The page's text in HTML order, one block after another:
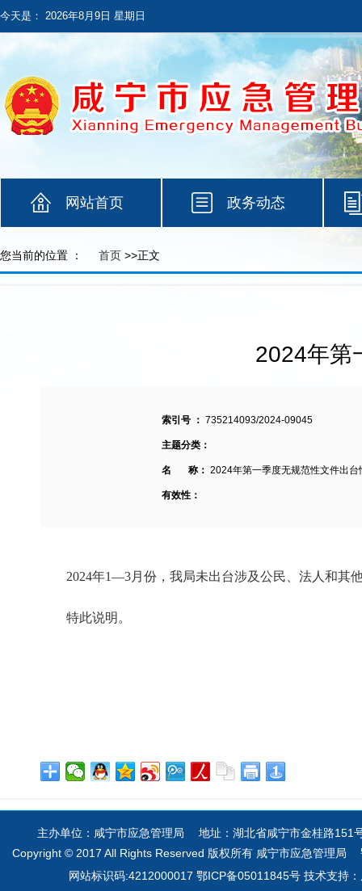
今天是： 2026年8月9日 星期日
网站首页 政务动态
您当前的位置 ： 首页 >>正文
2024年第
索引号 ： 735214093/2024-09045
主题分类：
名 称： 2024年第一季度无规范性文件出台
有效性：
2024年1—3月份 ，我局未出台涉及公民、法人和其
特此说明。
主办单位：咸宁市应急管理局 地址：湖北省咸宁市金桂路
Copyright © 2017 All Rights Reserved 版权所有 咸宁市应急管理局
网站标识码:4212000017 鄂ICP备05011845号 技术支持